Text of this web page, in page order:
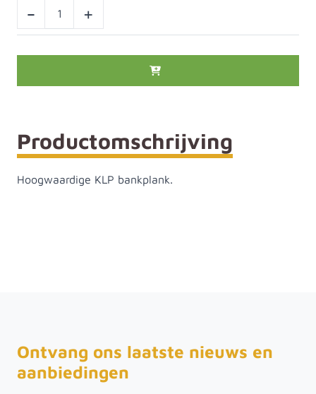
- +
Productomschrijving
Hoogwaardige KLP bankplank.
Ontvang ons laatste nieuws en
aanbiedingen